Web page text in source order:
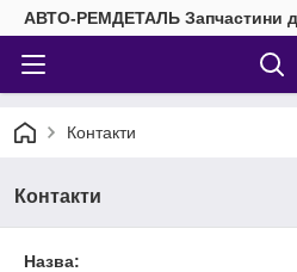
АВТО-РЕМДЕТАЛЬ Запчастини
Контакти
Контакти
Назва: